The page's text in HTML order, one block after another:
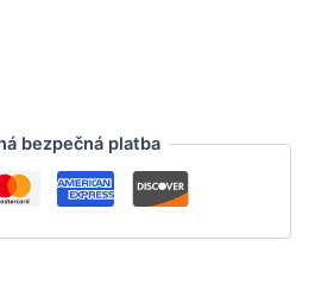
bezpečná platba